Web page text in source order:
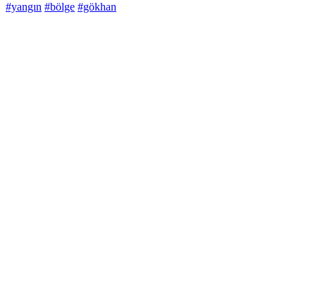
#yangın #bölge #gökhan